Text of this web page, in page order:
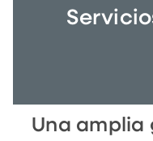
Una amplia